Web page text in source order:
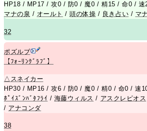
HP18 / MP17 / 攻0 / 防0 / 魔0 / 精15 / 命0 / 速
マナの泉 / オールト /頭の体操 / 良き占い / マ
32
ポズルブ
【ﾌｫｰﾘﾝｸﾞﾗﾌﾞ】
△ スネイカー
HP30 / MP16 / 攻6 / 防0 / 魔0 / 精0 / 命0 / 速
ﾎﾟｲｽﾞﾝﾊﾞﾀﾌﾗｲ / 海藤ウィルス / アスクレピオス
/ アナコンダ
38